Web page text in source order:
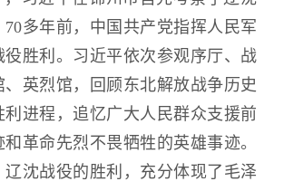
多年前，中国共产党指挥人民军
役胜利。习近平依次参观序厅、战
、英烈馆，回顾东北解放战争历史
进程，追忆广大人民群众支援前
革命先烈不畏牺牲的英雄事迹。
辽沈战役的胜利，充分体现了毛泽